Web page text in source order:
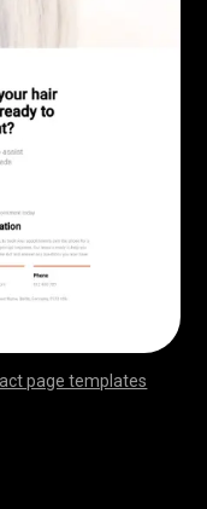
page templates
,,,,,,,,,,,,,,,,,,,,,